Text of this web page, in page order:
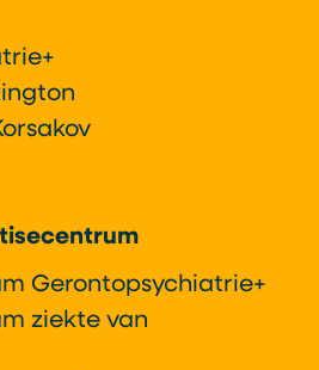
Gerontopsychiatrie+
ziekte van